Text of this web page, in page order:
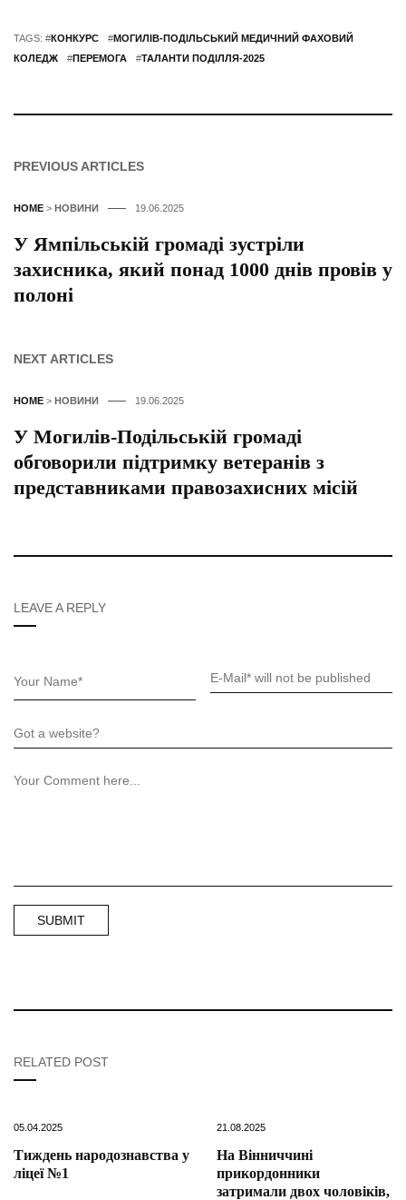
TAGS: #КОНКУРС #МОГИЛІВ-ПОДІЛЬСЬКИЙ МЕДИЧНИЙ ФАХОВИЙ
КОЛЕДЖ
#ПЕРЕМОГА #ТАЛАНТИ ПОДІЛЛЯ-2025
PREVIOUS ARTICLES
HOME > НОВИНИ 19.06.2025
У Ямпільській громаді зустріли
захисника, який понад 1000 днів провів у
полоні
NEXT ARTICLES
HOME > НОВИНИ 19.06.2025
У Могилів-Подільській громаді
обговорили підтримку ветеранів з
представниками правозахисних місій
LEAVE A REPLY
RELATED POST
05.04.2025
Тиждень народознавства у
ліцеї №1
21.08.2025
На Вінниччині
прикордонники
затримали двох чоловіків,